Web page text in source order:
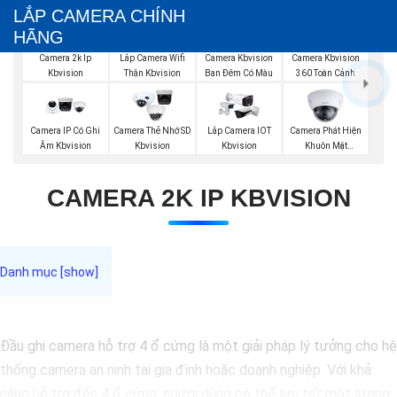
LẮP CAMERA CHÍNH
HÃNG
Camera 2k Ip
Kbvision
Lắp Camera Wifi
Thân Kbvision
Camera Kbvision
Ban Đêm Có Màu
Camera Kbvision
360 Toàn Cảnh
Camera IP Có Ghi
Âm Kbvision
Camera Thẻ Nhớ SD
Kbvision
Lắp Camera IOT
Kbvision
Camera Phát Hiện
Khuôn Mặt
CAMERA 2K IP KBVISION
Đầu ghi camera hỗ trợ 4 ổ cứng là một giải pháp lý tưởng cho hệ
thống camera an ninh tại gia đình hoặc doanh nghiệp. Với khả